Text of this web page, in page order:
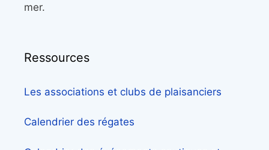
mer.
Ressources
Les associations et clubs de plaisanciers
Calendrier des régates